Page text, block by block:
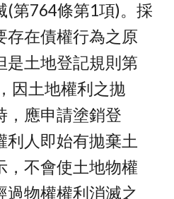
(第764條第1項)。採
存在債權行為之原
是土地登記規則第
因土地權利之拋
，應申請塗銷登
利人即始有拋棄土
，不會使土地物權
過物權權利消滅之